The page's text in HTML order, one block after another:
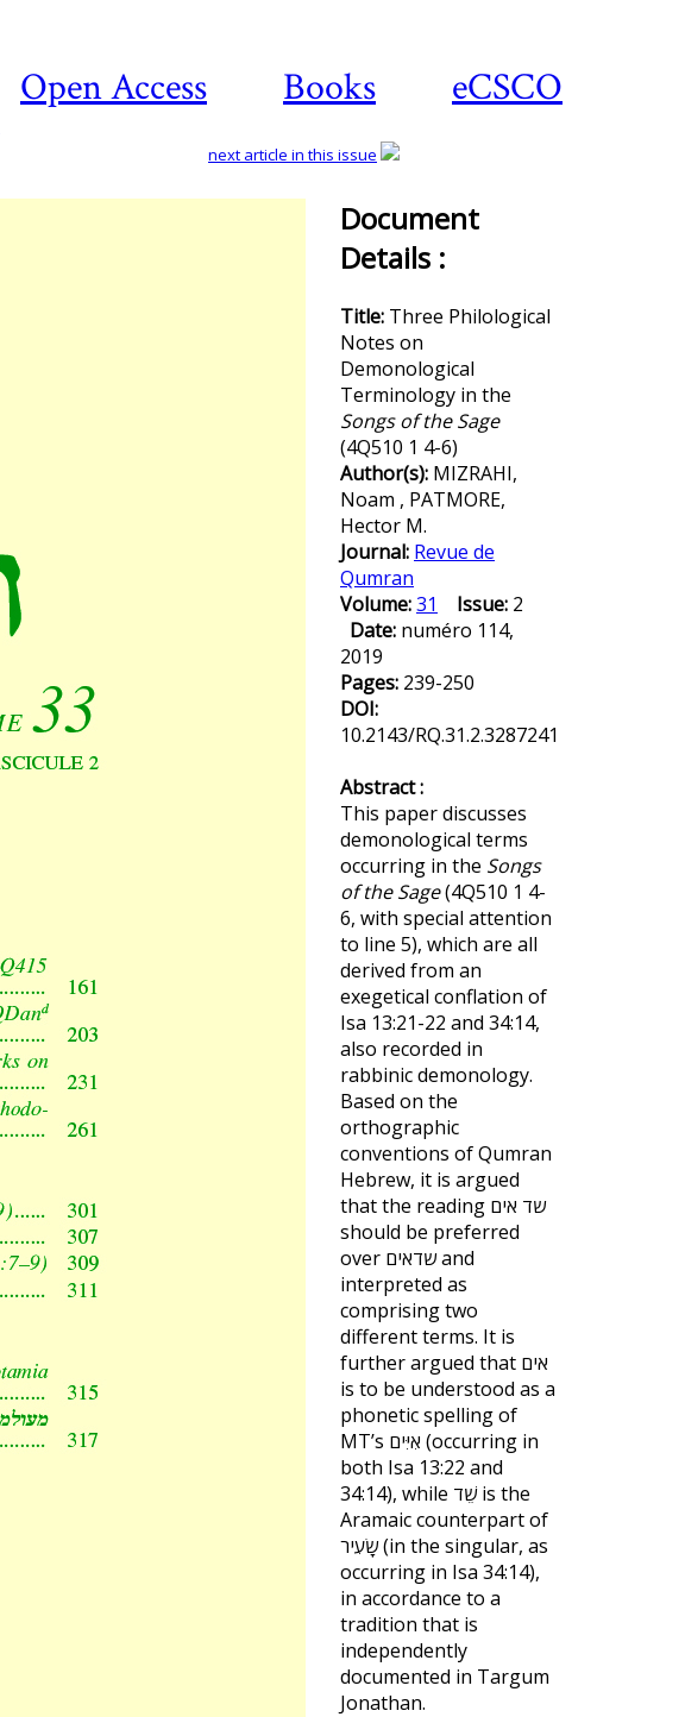
Open Access Books eCSCO
next article in this issue
Document
Details :
Title: Three Philological
Notes on
Demonological
Terminology in the
Songs of the Sage
(4Q510 1 4-6)
Author(s): MIZRAHI,
Noam , PATMORE,
Hector M.
Journal: Revue de
Qumran
Volume:31 Issue: 2
Date: numéro 114,
2019
Pages: 239-250
DOI:
10.2143/RQ.31.2.3287241
Abstract :
This paper discusses
demonological terms
occurring in the Songs
of the Sage(4Q510 1 4-
6, with special attention
to line 5), which are all
derived from an
exegetical conflation of
Isa 13:21-22 and 34:14,
also recorded in
rabbinic demonology.
Based on the
orthographic
conventions of Qumran
Hebrew, it is argued
that the reading שד אים
should be preferred
over שדאים and
interpreted as
comprising two
different terms. It is
further argued that אים
is to be understood as a
phonetic spelling of
MT’s אִיִּים (occurring in
both Isa 13:22 and
34:14), while שֵׁד is the
Aramaic counterpart of
שָׂעִיר (in the singular, as
occurring in Isa 34:14),
in accordance to a
tradition that is
independently
documented in Targum
Jonathan.